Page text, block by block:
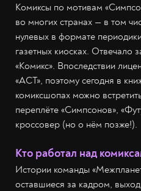
Комиксы по мотивам
во многих странах — в том
нулевых в формате
газетных киосках. Отвечало
«Комикс». Впоследствии
«АСТ», поэтому сегодня в
комиксшопах можно
переплёте «Симпсонов»,
кроссовер (но о нём позже!).
Кто работал над
Истории команды
оставшиеся за кадром,